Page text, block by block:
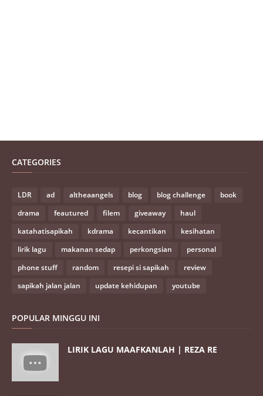
CATEGORIES
LDR ad altheaangels blog blog challenge
book
drama
feautured filem giveaway
haul
katahatisapikah
kdrama kecantikan
kesihatan
lirik lagu
makanan sedap perkongsian
personal
phone stuff
random resepi si sapikah
review
sapikah jalan jalan
update kehidupan youtube
POPULAR MINGGU INI
LIRIK LAGU MAAFKANLAH | REZA RE